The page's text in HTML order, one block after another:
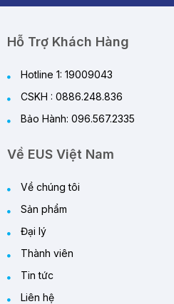
Hỗ Trợ Khách Hàng
Hotline 1: 19009043
CSKH : 0886.248.836
Bảo Hành: 096.567.2335
Về EUS Việt Nam
Về chúng tôi
Sản phẩm
Đại lý
Thành viên
Tin tức
Liên hệ